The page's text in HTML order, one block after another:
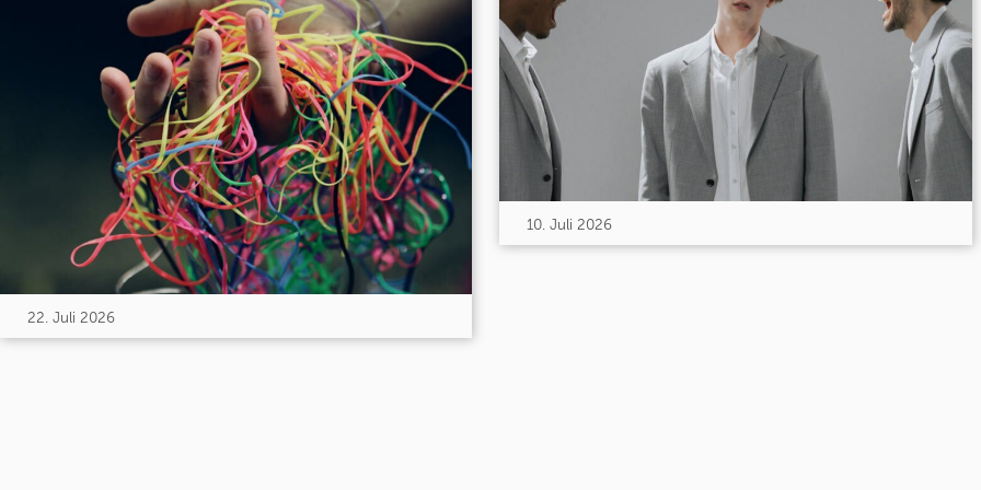
22. Juli 2026
10. Juli 2026